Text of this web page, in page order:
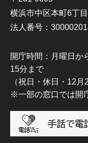
横浜市中区本町6丁
法人番号：
開庁時間：月曜日か
15分まで
（祝日・休日・12月
※一部の窓口では開